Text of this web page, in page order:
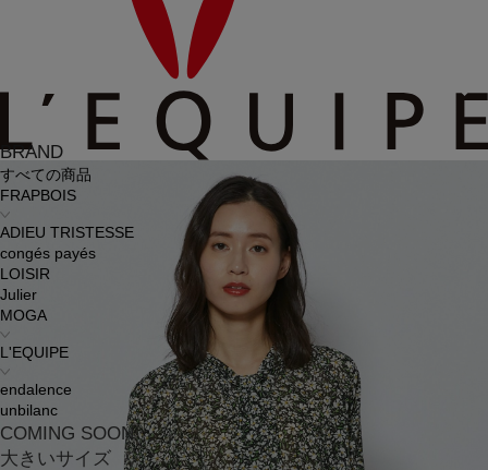
BRAND
すべての商品
FRAPBOIS
ADIEU TRISTESSE
congés payés
LOISIR
Julier
MOGA
L'EQUIPE
endalence
unbilanc
COMING SOON
大きいサイズ